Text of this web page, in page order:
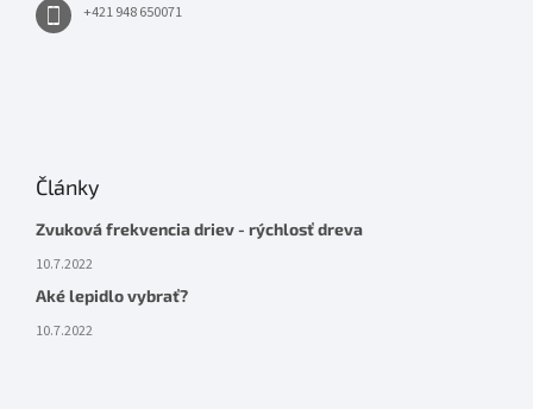
+421 948 650071
Články
Zvuková frekvencia driev - rýchlosť dreva
10.7.2022
Aké lepidlo vybrať?
10.7.2022